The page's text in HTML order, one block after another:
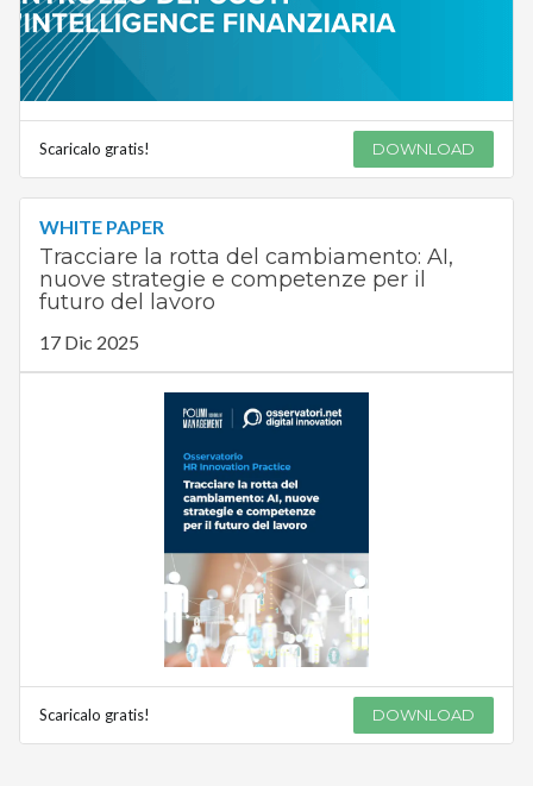
Scaricalo gratis! DOWNLOAD
WHITE PAPER
Tracciare la rotta del cambiamento: AI,
nuove strategie e competenze per il
futuro del lavoro
17 Dic 2025
Scaricalo gratis! DOWNLOAD